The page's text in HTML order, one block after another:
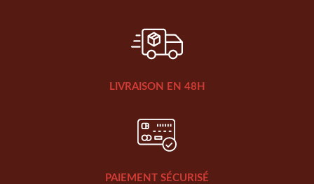
LIVRAISON EN 48H
PAIEMENT SÉCURISÉ